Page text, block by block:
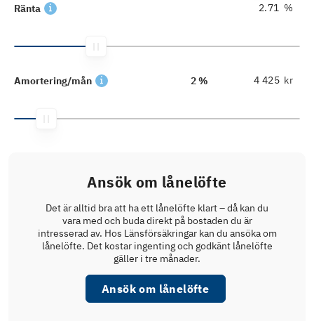
Ränta %
Amortering/mån 2 % kr
Ansök om lånelöfte
Det är alltid bra att ha ett lånelöfte klart – då kan du
vara med och buda direkt på bostaden du är
intresserad av. Hos Länsförsäkringar kan du ansöka om
lånelöfte. Det kostar ingenting och godkänt lånelöfte
gäller i tre månader.
Ansök om lånelöfte